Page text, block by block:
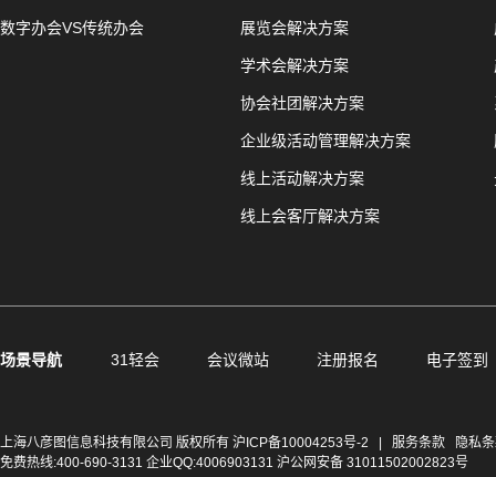
数字办会VS传统办会 展览会解决方案
学术会解决方案
协会社团解决方案
企业级活动管理解决方案
线上活动解决方案
线上会客厅解决方案
场景导航 31轻会 会议微站 注册报名 电子签到
上海八彦图信息科技有限公司 版权所有 沪ICP备10004253号-2 服务条款
隐私
免费热线:400-690-3131 企业QQ:4006903131 沪公网安备 31011502002823号